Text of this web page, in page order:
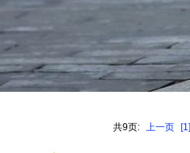
共9页: 上一页 [1]